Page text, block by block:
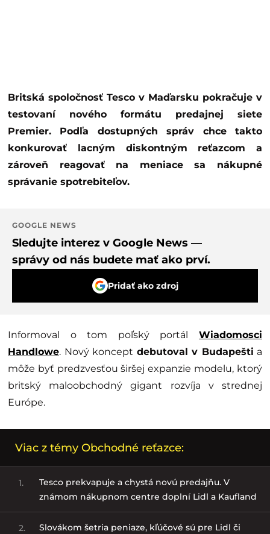
Britská spoločnosť Tesco v Maďarsku pokračuje v
testovaní nového formátu predajnej siete
Premier. Podľa dostupných správ chce takto
konkurovať lacným diskontným reťazcom a
zároveň reagovať na meniace sa nákupné
správanie spotrebiteľov.
GOOGLE NEWS
Sledujte interez v Google News —
správy od nás budete mať ako prví.
Pridať ako zdroj
Informoval o tom poľský portál Wiadomosci
Handlowe. Nový koncept debutoval v Budapešti a
môže byť predzvesťou širšej expanzie modelu, ktorý
britský maloobchodný gigant rozvíja v strednej
Európe.
Viac z témy Obchodné reťazce:
1.
Tesco prekvapuje a chystá novú predajňu. V
známom nákupnom centre doplní Lidl a Kaufland
2.
Slovákom šetria peniaze, kľúčové sú pre Lidl či